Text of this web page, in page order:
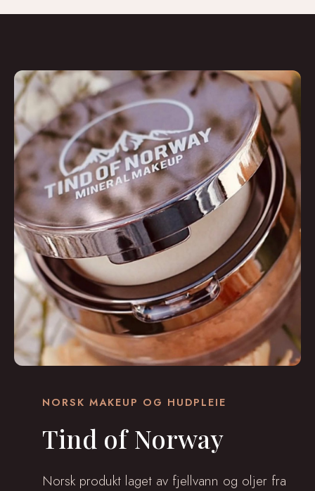
NORSK MAKEUP OG HUDPLEIE
Tind of Norway
Norsk produkt laget av fjellvann og oljer fra